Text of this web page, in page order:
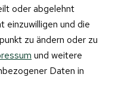
oder abgelehnt
einzuwilligen und die
zu ändern oder zu
und weitere
Daten in